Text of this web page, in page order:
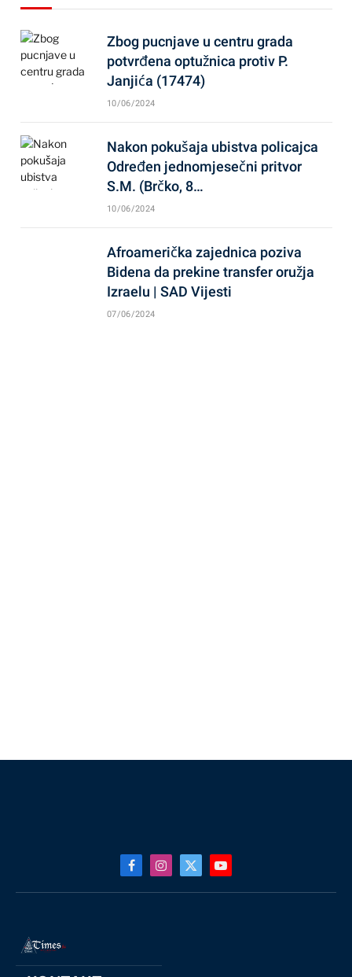
Zbog pucnjave u centru grada
potvrđena optužnica protiv P.
Janjića (17474)
10/06/2024
Nakon pokušaja ubistva policajca
Određen jednomjesečni pritvor
S.M. (Brčko, 8…
10/06/2024
Afroamerička zajednica poziva
Bidena da prekine transfer oružja
Izraelu | SAD Vijesti
07/06/2024
FacebookInstagram
X
(Twitter)
YouTube